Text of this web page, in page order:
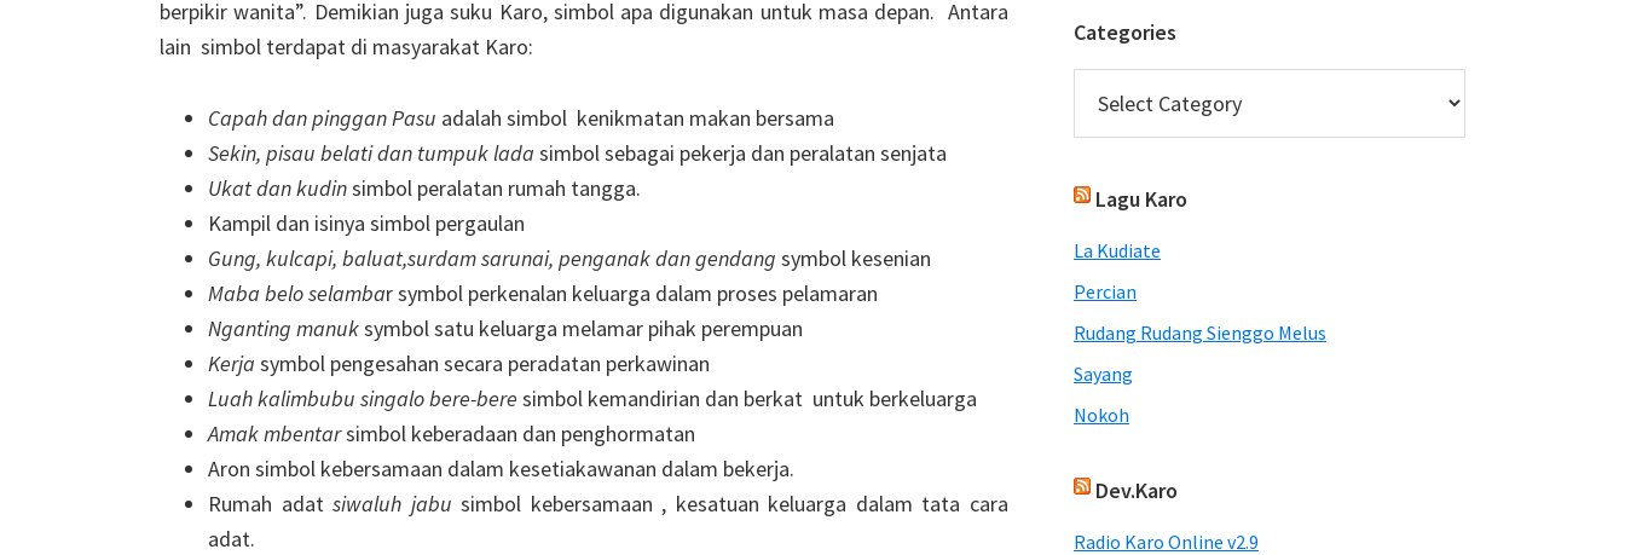
berpikir wanita”. Demikian juga suku Karo, simbol apa digunakan untuk masa depan. Antara
lain simbol terdapat di masyarakat Karo:
Capah dan pinggan Pasu adalah simbol kenikmatan makan bersama
Sekin, pisau belati dan tumpuk lada simbol sebagai pekerja dan peralatan senjata
Ukat dan kudinsimbol peralatan rumah tangga.
Kampil dan isinya simbol pergaulan
Gung, kulcapi, baluat,surdam sarunai, penganak dan gendang symbol kesenian
Maba belo selambar symbol perkenalan keluarga dalam proses pelamaran
Nganting manuksymbol satu keluarga melamar pihak perempuan
Kerja symbol pengesahan secara peradatan perkawinan
Luah kalimbubu singalo bere-bere simbol kemandirian dan berkat untuk berkeluarga
Amak mbentarsimbol keberadaan dan penghormatan
Aron simbol kebersamaan dalam kesetiakawanan dalam bekerja.
Rumah adatsiwaluh jabu simbol kebersamaan , kesatuan keluarga dalam tata cara
adat.
Categories
Lagu Karo
La Kudiate
Percian
Rudang Rudang Sienggo Melus
Sayang
Nokoh
Dev.Karo
Radio Karo Online v2.9